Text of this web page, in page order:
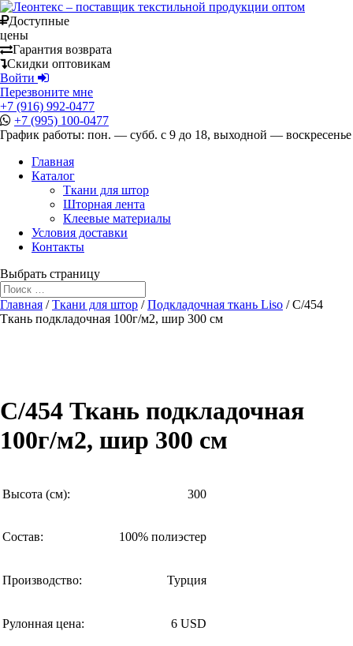
Доступные
цены
Гарантия возврата
Скидки оптовикам
Войти
Перезвоните мне
+7 (916) 992-0477
+7 (995) 100-0477
График работы: пон. — субб. с 9 до 18, выходной — воскресенье
Главная
Каталог
Ткани для штор
Шторная лента
Клеевые материалы
Условия доставки
Контакты
Выбрать страницу
Главная /Ткани для штор /Подкладочная ткань Liso / C/454
Ткань подкладочная 100г/м2, шир 300 см
C/454 Ткань подкладочная
100г/м2, шир 300 см
Высота (см): 300
Состав: 100% полиэстер
Производство: Турция
Рулонная цена: 6 USD